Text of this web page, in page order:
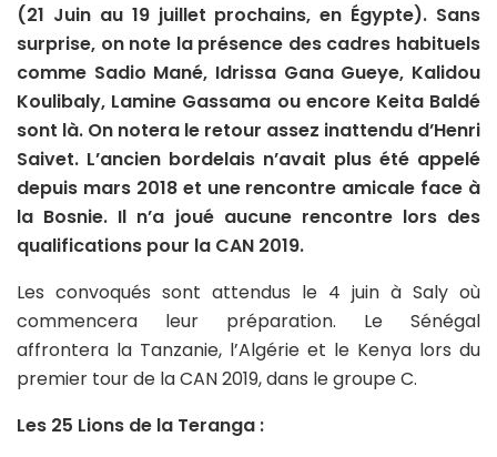
(21 Juin au 19 juillet prochains, en Égypte). Sans
surprise, on note la présence des cadres habituels
comme Sadio Mané, Idrissa Gana Gueye, Kalidou
Koulibaly, Lamine Gassama ou encore Keita Baldé
sont là. On notera le retour assez inattendu d’Henri
Saivet. L’ancien bordelais n’avait plus été appelé
depuis mars 2018 et une rencontre amicale face à
la Bosnie. Il n’a joué aucune rencontre lors des
qualifications pour la CAN 2019.
Les convoqués sont attendus le 4 juin à Saly où
commencera leur préparation. Le Sénégal
affrontera la Tanzanie, l’Algérie et le Kenya lors du
premier tour de la CAN 2019, dans le groupe C.
Les 25 Lions de la Teranga :